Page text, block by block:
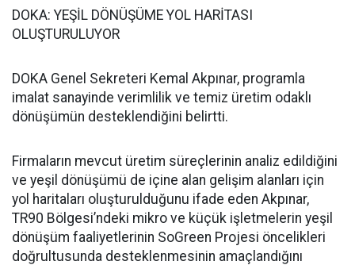
DOKA: YEŞİL DÖNÜŞÜME YOL HARİTASI
OLUŞTURULUYOR
DOKA Genel Sekreteri Kemal Akpınar, programla
imalat sanayinde verimlilik ve temiz üretim odaklı
dönüşümün desteklendiğini belirtti.
Firmaların mevcut üretim süreçlerinin analiz edildiğini
ve yeşil dönüşümü de içine alan gelişim alanları için
yol haritaları oluşturulduğunu ifade eden Akpınar,
TR90 Bölgesi’ndeki mikro ve küçük işletmelerin yeşil
dönüşüm faaliyetlerinin SoGreen Projesi öncelikleri
doğrultusunda desteklenmesinin amaçlandığını